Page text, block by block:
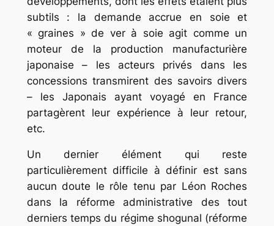
subtils : la demande accrue en soie et
« graines » de ver à soie agit comme un
moteur de la production manufacturière
japonaise – les acteurs privés dans les
concessions transmirent des savoirs divers
– les Japonais ayant voyagé en France
partagèrent leur expérience à leur retour,
etc.
Un dernier élément qui reste
particulièrement difficile à définir est sans
aucun doute le rôle tenu par Léon Roches
dans la réforme administrative des tout
derniers temps du régime shogunal (réforme